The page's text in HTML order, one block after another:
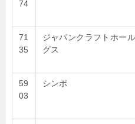
74
71
35
ジャパンクラフトホー
グス
59
03
シンポ